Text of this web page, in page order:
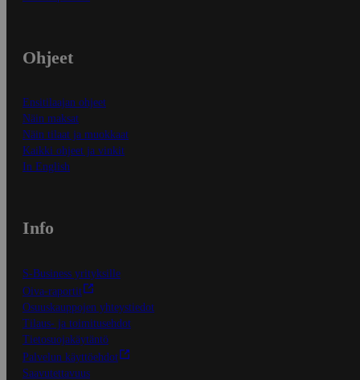
Ohjeet
Ensitilaajan ohjeet
Näin maksat
Näin tilaat ja muokkaat
Kaikki ohjeet ja vinkit
In English
Info
S-Business yrityksille
Oiva-raportit
Osuuskauppojen yhteystiedot
Tilaus- ja toimitusehdot
Tietosuojakäytäntö
Palvelun käyttöehdot
Saavutettavuus